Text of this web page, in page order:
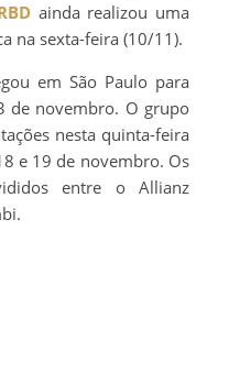
ainda realizou uma
na sexta-feira (10/11).
em São Paulo para
de novembro. O grupo
nesta quinta-feira
e 19 de novembro. Os
entre o Allianz